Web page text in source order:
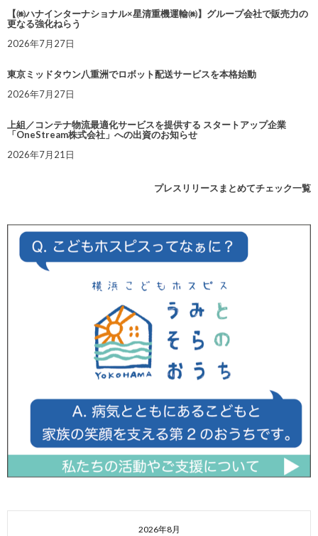
【㈱ハナインターナショナル×星清重機運輸㈱】グループ会社で販売力の
更なる強化ねらう
2026年7月27日
東京ミッドタウン八重洲でロボット配送サービスを本格始動
2026年7月27日
上組／コンテナ物流最適化サービスを提供する スタートアップ企業
「OneStream株式会社」への出資のお知らせ
2026年7月21日
プレスリリースまとめてチェック一覧
2026年8月